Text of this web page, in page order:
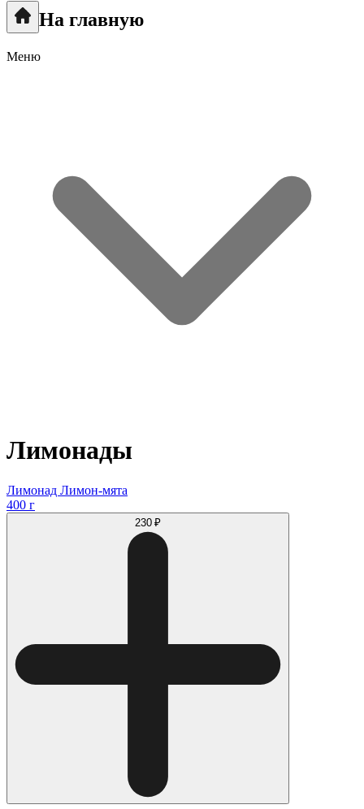
На главную
Меню
Лимонады
Лимонад Лимон-мята
400 г
230 ₽